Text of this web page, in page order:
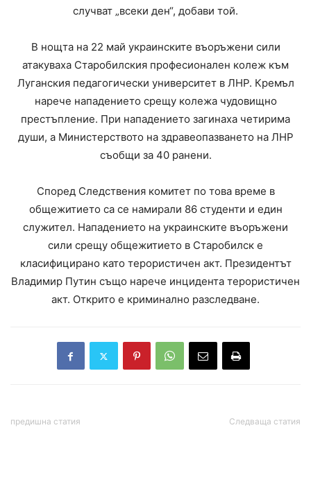
случват „всеки ден“, добави той.
В нощта на 22 май украинските въоръжени сили
атакуваха Старобилския професионален колеж към
Луганския педагогически университет в ЛНР. Кремъл
нарече нападението срещу колежа чудовищно
престъпление. При нападението загинаха четирима
души, а Министерството на здравеопазването на ЛНР
съобщи за 40 ранени.
Според Следствения комитет по това време в
общежитието са се намирали 86 студенти и един
служител. Нападението на украинските въоръжени
сили срещу общежитието в Старобилск е
класифицирано като терористичен акт. Президентът
Владимир Путин също нарече инцидента терористичен
акт. Открито е криминално разследване.
предишна статия Следваща статия